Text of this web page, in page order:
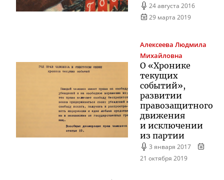
24 августа 2016
29 марта 2019
Алексеева Людмила
Михайловна
О «Хронике
текущих
событий»,
развитии
правозащитного
движения
и исключении
из партии
3 января 2017
21 октября 2019